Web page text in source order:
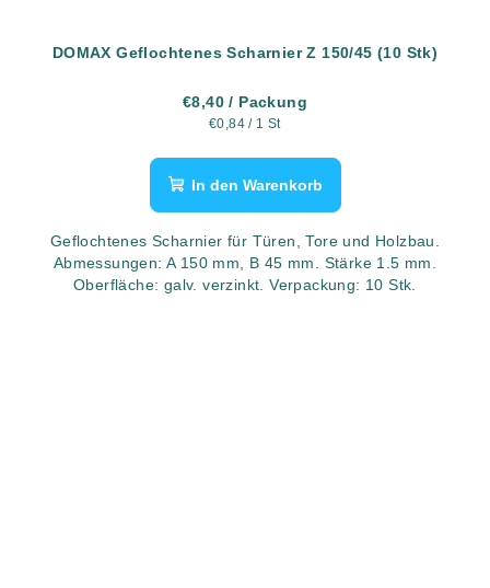
DOMAX Geflochtenes Scharnier Z 150/45 (10 Stk)
€8,40/ Packung
Verkaufspreis:
€0,84 / 1 St
In den Warenkorb
Geflochtenes Scharnier für Türen, Tore und Holzbau.
Abmessungen: A 150 mm, B 45 mm. Stärke 1.5 mm.
Oberfläche: galv. verzinkt. Verpackung: 10 Stk.